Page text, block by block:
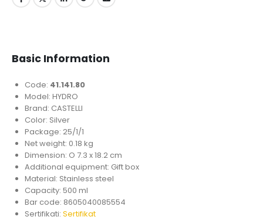
Basic Information
Code: 41.141.80
Model: HYDRO
Brand: CASTELLI
Color: Silver
Package: 25/1/1
Net weight: 0.18 kg
Dimension: O 7.3 x 18.2 cm
Additional equipment: Gift box
Material: Stainless steel
Capacity: 500 ml
Bar code: 8605040085554
Sertifikati:Sertifikat